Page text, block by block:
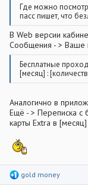
Где можно
пасс пишет, что
В Web версии
Сообщения - > Ваше
Бесплатные
[месяц] :
Аналогично в
Ещё - > Переписка с
карты Extra в [месяц]
Р
gold money